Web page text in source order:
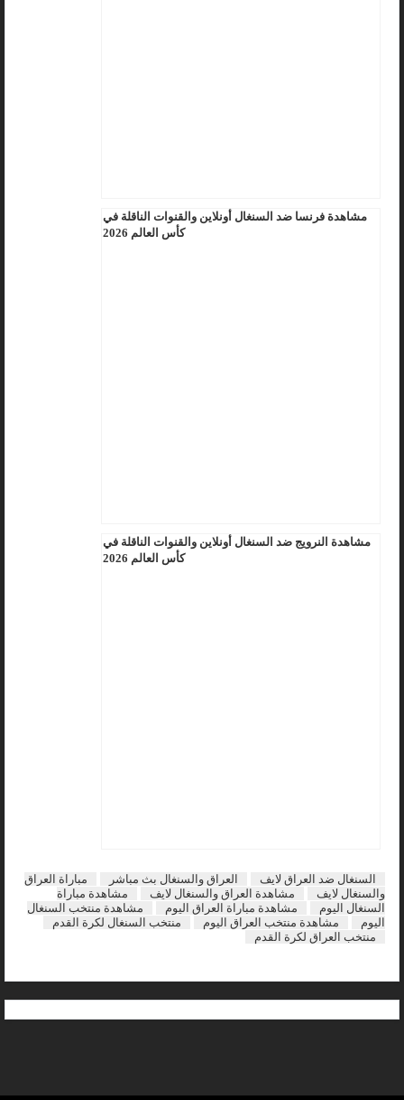
مشاهدة فرنسا ضد السنغال أونلاين والقنوات الناقلة في
كأس العالم 2026
مشاهدة النرويج ضد السنغال أونلاين والقنوات الناقلة في
كأس العالم 2026
السنغال ضد العراق لايف العراق والسنغال بث مباشر
مباراة العراق
والسنغال لايف
مشاهدة العراق والسنغال لايف
مشاهدة مباراة
السنغال اليوم
مشاهدة مباراة العراق اليوم
مشاهدة منتخب السنغال
اليوم
مشاهدة منتخب العراق اليوم
منتخب السنغال لكرة القدم
منتخب العراق لكرة القدم